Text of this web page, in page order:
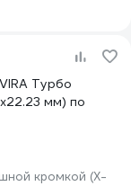
Турбо
мм) по
кромкой (X-